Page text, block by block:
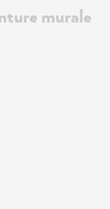
murale